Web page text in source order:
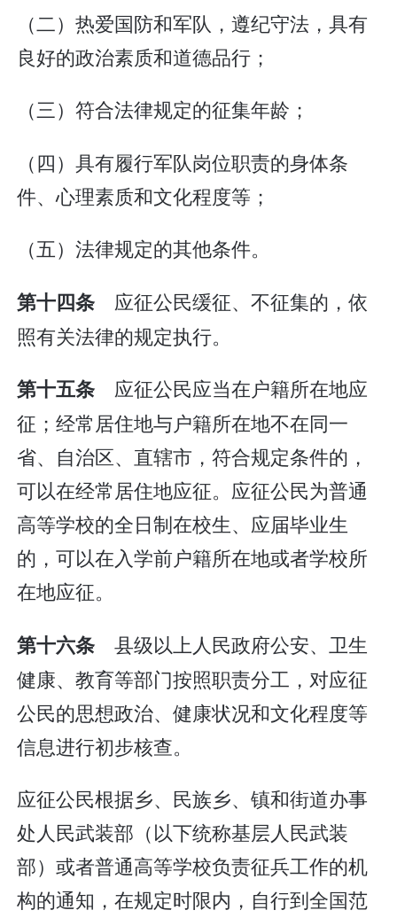
（二）热爱国防和军队，遵纪守法，具有
良好的政治素质和道德品行；
（三）符合法律规定的征集年龄；
（四）具有履行军队岗位职责的身体条
件、心理素质和文化程度等；
（五）法律规定的其他条件。
第十四条 应征公民缓征、不征集的，依
照有关法律的规定执行。
第十五条 应征公民应当在户籍所在地应
征；经常居住地与户籍所在地不在同一
省、自治区、直辖市，符合规定条件的，
可以在经常居住地应征。应征公民为普通
高等学校的全日制在校生、应届毕业生
的，可以在入学前户籍所在地或者学校所
在地应征。
第十六条 县级以上人民政府公安、卫生
健康、教育等部门按照职责分工，对应征
公民的思想政治、健康状况和文化程度等
信息进行初步核查。
应征公民根据乡、民族乡、镇和街道办事
处人民武装部（以下统称基层人民武装
部）或者普通高等学校负责征兵工作的机
构的通知，在规定时限内，自行到全国范